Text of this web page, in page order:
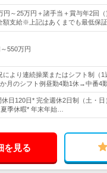
円～25万円＋諸手当＋賞与年2回
額支給※上記はあくまでも最低保
550万円
により連続操業またはシフト制（1
月のシフト例昼勤4勤1休→中番4
日120日* 完全週休2日制（土・日
季休暇* 年末年始…
を見る